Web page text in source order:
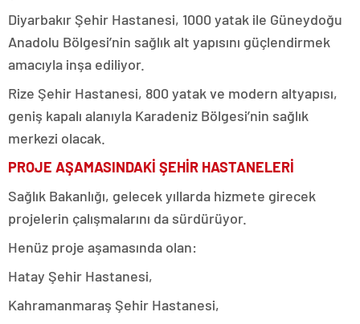
Diyarbakır Şehir Hastanesi, 1000 yatak ile Güneydoğu
Anadolu Bölgesi’nin sağlık alt yapısını güçlendirmek
amacıyla inşa ediliyor.
Rize Şehir Hastanesi, 800 yatak ve modern altyapısı,
geniş kapalı alanıyla Karadeniz Bölgesi’nin sağlık
merkezi olacak.
PROJE AŞAMASINDAKİ ŞEHİR HASTANELERİ
Sağlık Bakanlığı, gelecek yıllarda hizmete girecek
projelerin çalışmalarını da sürdürüyor.
Henüz proje aşamasında olan:
Hatay Şehir Hastanesi,
Kahramanmaraş Şehir Hastanesi,